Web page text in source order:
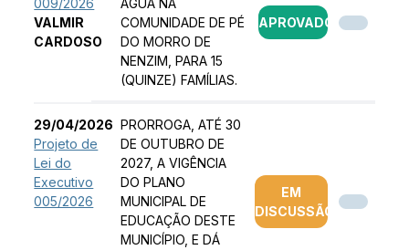
009/2026
VALMIR
CARDOSO
ÁGUA NA
COMUNIDADE DE PÉ
DO MORRO DE
NENZIM, PARA 15
(QUINZE) FAMÍLIAS.
APROVADO
29/04/2026
Projeto de
Lei do
Executivo
005/2026
PRORROGA, ATÉ 30
DE OUTUBRO DE
2027, A VIGÊNCIA
DO PLANO
MUNICIPAL DE
EDUCAÇÃO DESTE
MUNICÍPIO, E DÁ
EM
DISCUSSÃO